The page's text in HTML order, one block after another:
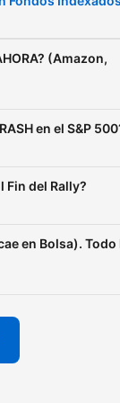
(Amazon,
en el S&P
Fin del Rally?
en Bolsa). Todo